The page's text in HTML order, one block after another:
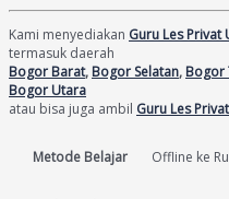
Kami menyediakan Guru Les Privat
termasuk daerah
Bogor Barat, Bogor Selatan, Bogor
Bogor Utara
atau bisa juga ambil Guru Les
Metode Belajar Offline ke